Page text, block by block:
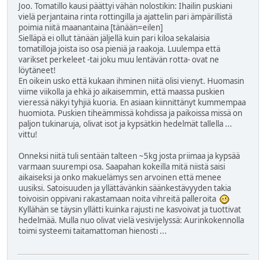
Joo. Tomatillo kausi päättyi vähän nolostikin: Ihailin puskiani
vielä perjantaina rinta rottingilla ja ajattelin pari ämpärillistä
poimia niitä maanantaina [tänään=eilen]
Sielläpä ei ollut tänään jäljellä kuin pari kiloa sekalaisia
tomatilloja joista iso osa pieniä ja raakoja. Luulempa että
varikset perkeleet -tai joku muu lentävän rotta- ovat ne
löytäneet!
En oikein usko että kukaan ihminen niitä olisi vienyt. Huomasin
viime viikolla ja ehkä jo aikaisemmin, että maassa puskien
vieressä näkyi tyhjiä kuoria. En asiaan kiinnittänyt kummempaa
huomiota. Puskien tiheämmissä kohdissa ja paikoissa missä on
paljon tukinaruja, olivat isot ja kypsätkin hedelmät tallella ...
vittu!
Onneksi niitä tuli sentään talteen ~5kg josta priimaa ja kypsää
varmaan suurempi osa. Saapahan kokeilla mitä niistä saisi
aikaiseksi ja onko makuelämys sen arvoinen että menee
uusiksi. Satoisuuden ja yllättävänkin säänkestävyyden takia
toivoisin oppivani rakastamaan noita vihreitä palleroita
Kyllähän se täysin yllätti kuinka rajusti ne kasvoivat ja tuottivat
hedelmää. Mulla nuo olivat vielä vesivijelyssä: Aurinkokennolla
toimi systeemi taitamattoman hienosti ...